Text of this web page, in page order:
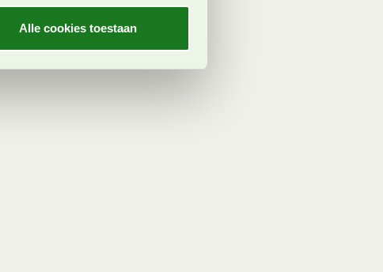
Alle cookies toestaan